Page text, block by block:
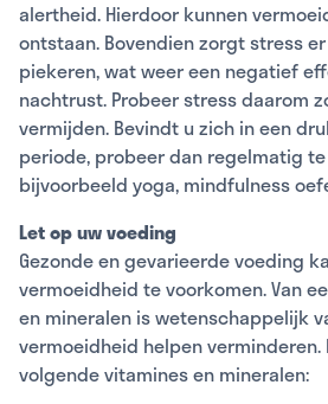
alertheid. Hierdoor kunnen
ontstaan. Bovendien zorgt stress
piekeren, wat weer een negatief
nachtrust. Probeer stress daarom
vermijden. Bevindt u zich in een
periode, probeer dan regelmatig
bijvoorbeeld yoga, mindfulness
Let op uw voeding
Gezonde en gevarieerde voeding
vermoeidheid te voorkomen. Van
en mineralen is wetenschappelijk
vermoeidheid helpen
volgende vitamines en mineralen: